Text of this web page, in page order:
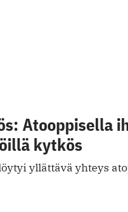
Atooppisella
kytkös
yllättävä yhteys